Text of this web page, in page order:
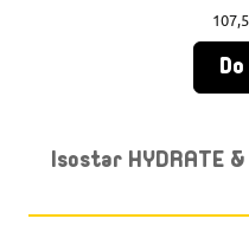
cena:
Isostar HYDRATE &